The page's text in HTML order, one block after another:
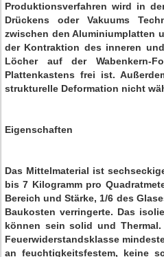
Produktionsverfahren wird in
Drückens oder Vakuums
zwischen den Aluminiumplatten
der Kontraktion des inneren
Löcher auf der Wabenkern-
Plattenkastens frei ist.
strukturelle Deformation nicht
Eigenschaften
Das Mittelmaterial ist
bis 7 Kilogramm pro
Bereich und Stärke, 1/6 des
Baukosten verringerte. Das
können sein solid und
Feuerwiderstandsklasse
an feuchtigkeitsfestem, keine